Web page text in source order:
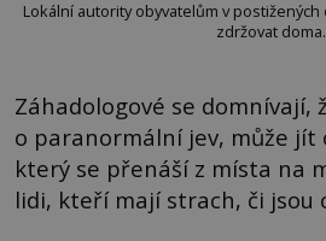
Lokální autority obyvatelům v
zdržovat doma.
Záhadologové se domnívají,
o paranormální jev, může jít
který se přenáší z místa na
lidi, kteří mají strach, či jsou